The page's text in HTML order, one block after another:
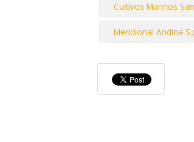
Cultivos Marinos
Meridional Andina